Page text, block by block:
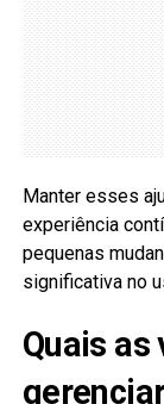
Manter esses
experiência
pequenas
significativa no
Quais as